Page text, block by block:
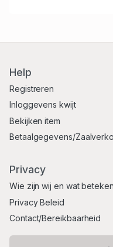
Help
Registreren
Inloggevens kwijt
Bekijken item
Betaalgegevens/
Privacy
Wie zijn wij en wat
Privacy Beleid
Contact/Bereikbaarheid